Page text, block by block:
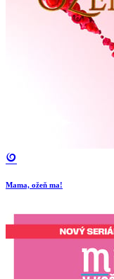
Mama, ožeň ma!